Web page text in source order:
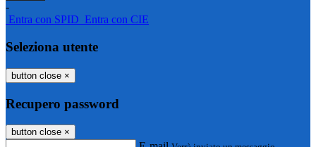
-
Entra con SPID Entra con CIE
Seleziona utente
button close ×
Recupero password
button close ×